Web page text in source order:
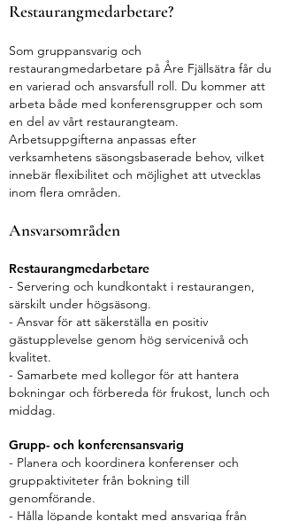
Restaurangmedarbetare?
Som gruppansvarig och
restaurangmedarbetare på Åre Fjällsätra får du
en varierad och ansvarsfull roll. Du kommer att
arbeta både med konferensgrupper och som
en del av vårt restaurangteam.
Arbetsuppgifterna anpassas efter
verksamhetens säsongsbaserade behov, vilket
innebär flexibilitet och möjlighet att utvecklas
inom flera områden.
Ansvarsområden
Restaurangmedarbetare
- Servering och kundkontakt i restaurangen,
särskilt under högsäsong.
- Ansvar för att säkerställa en positiv
gästupplevelse genom hög servicenivå och
kvalitet.
- Samarbete med kollegor för att hantera
bokningar och förbereda för frukost, lunch och
middag.
Grupp- och konferensansvarig
- Planera och koordinera konferenser och
gruppaktiviteter från bokning till
genomförande.
- Hålla löpande kontakt med ansvariga från